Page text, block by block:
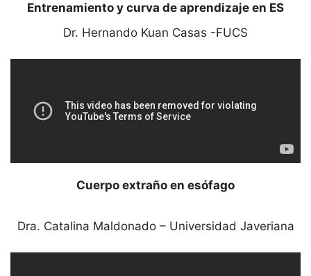
Entrenamiento y curva de aprendizaje en ES
Dr. Hernando Kuan Casas -FUCS
Cuerpo extraño en esófago
Dra. Catalina Maldonado – Universidad Javeriana